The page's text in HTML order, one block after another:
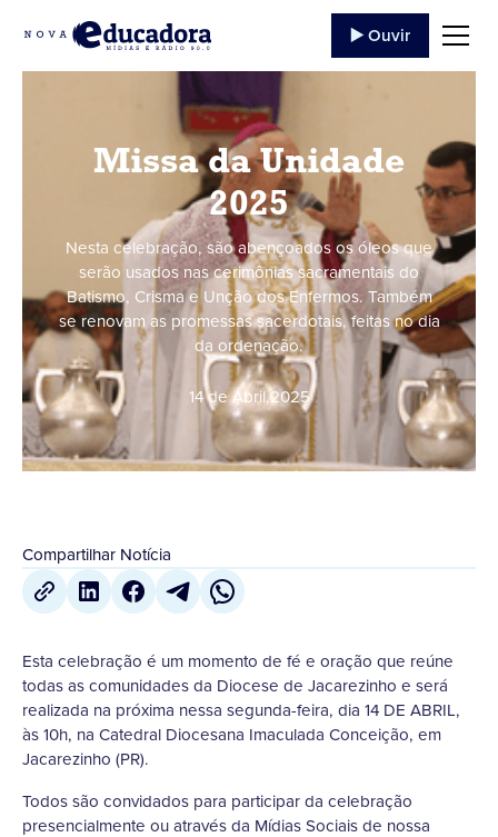
▶️ Ouvir
Missa da Unidade
2025
Nesta celebração, são abençoados os óleos que
serão usados nas cerimônias sacramentais do
Batismo, Crisma e Unção dos Enfermos. Também
se renovam as promessas sacerdotais, feitas no dia
da ordenação.
14 de Abril,2025
Compartilhar Notícia
Esta celebração é um momento de fé e oração que reúne
todas as comunidades da Diocese de Jacarezinho e será
realizada na próxima nessa segunda-feira, dia 14 DE ABRIL,
às 10h, na Catedral Diocesana Imaculada Conceição, em
Jacarezinho (PR).
Todos são convidados para participar da celebração
presencialmente ou através da Mídias Sociais de nossa